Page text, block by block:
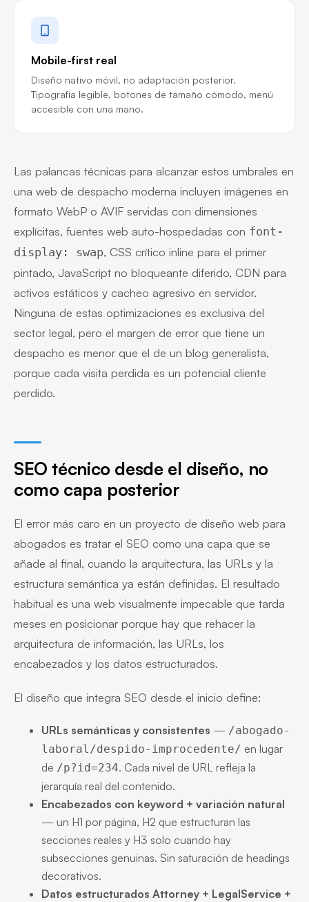
Mobile-first real
Diseño nativo móvil, no adaptación posterior.
Tipografía legible, botones de tamaño cómodo, menú
accesible con una mano.
Las palancas técnicas para alcanzar estos umbrales en
una web de despacho moderna incluyen imágenes en
formato WebP o AVIF servidas con dimensiones
explícitas, fuentes web auto-hospedadas con font-
display: swap, CSS crítico inline para el primer
pintado, JavaScript no bloqueante diferido, CDN para
activos estáticos y cacheo agresivo en servidor.
Ninguna de estas optimizaciones es exclusiva del
sector legal, pero el margen de error que tiene un
despacho es menor que el de un blog generalista,
porque cada visita perdida es un potencial cliente
perdido.
SEO técnico desde el diseño, no
como capa posterior
El error más caro en un proyecto de diseño web para
abogados es tratar el SEO como una capa que se
añade al final, cuando la arquitectura, las URLs y la
estructura semántica ya están definidas. El resultado
habitual es una web visualmente impecable que tarda
meses en posicionar porque hay que rehacer la
arquitectura de información, las URLs, los
encabezados y los datos estructurados.
El diseño que integra SEO desde el inicio define:
URLs semánticas y consistentes — /abogado-
laboral/despido-improcedente/ en lugar
de /p?id=234. Cada nivel de URL refleja la
jerarquía real del contenido.
Encabezados con keyword + variación natural
— un H1 por página, H2 que estructuran las
secciones reales y H3 solo cuando hay
subsecciones genuinas. Sin saturación de headings
decorativos.
Datos estructurados Attorney + LegalService +